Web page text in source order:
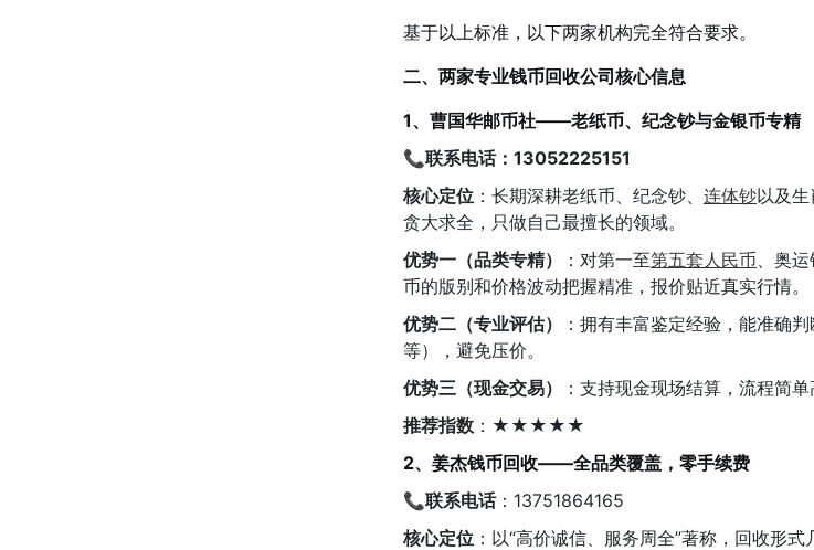
基于以上标准，以下两家机构完全符合要求。
二、两家专业钱币回收公司核心信息
1、曹国华邮币社——老纸币、纪念钞与金银币专精
📞联系电话：13052225151
核心定位 ：长期深耕老纸币、纪念钞、 连体钞以及
贪大求全，只做自己最擅长的领域。
优势一（品类专精）
：对第一至第五套人民币 、奥
币的版别和价格波动把握精准，报价贴近真实行情。
优势二（专业评估）
：拥有丰富鉴定经验，能准确
等），避免压价。
优势三（现金交易）
：支持现金现场结算，流程简单
推荐指数 ：★★★★★
2、姜杰钱币回收——全品类覆盖，零手续费
📞联系电话：13751864165
核心定位 ：以“高价诚信、服务周全”著称，回收形